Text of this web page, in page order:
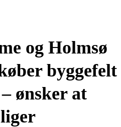
og Holmsø
byggefelt
ønsker at